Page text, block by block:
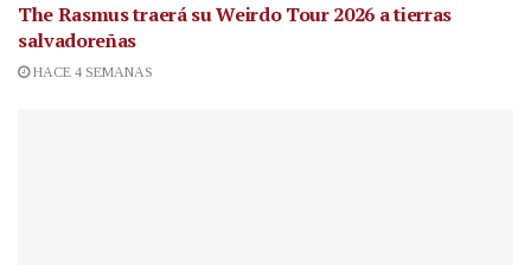
The Rasmus traerá su Weirdo Tour 2026 a tierras
salvadoreñas
HACE 4 SEMANAS